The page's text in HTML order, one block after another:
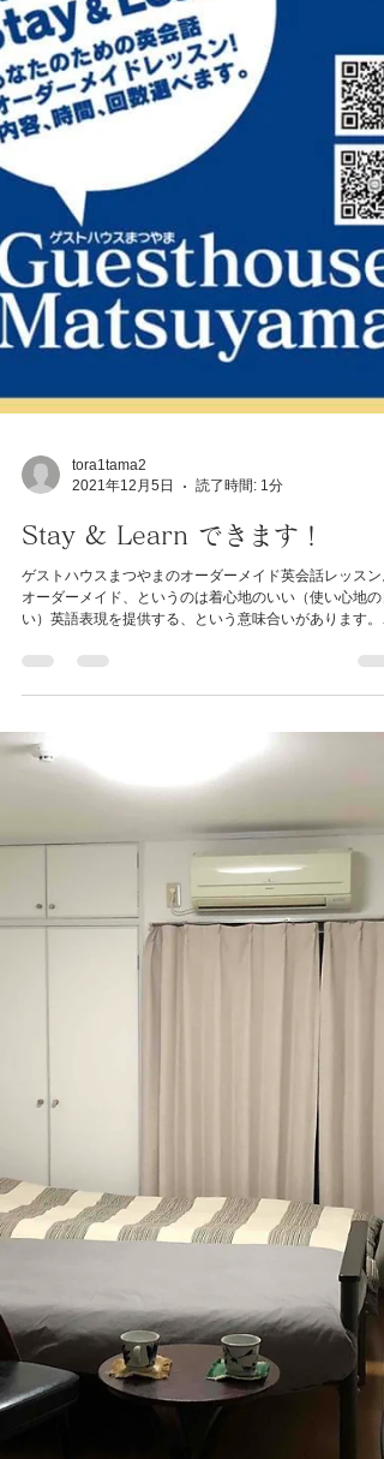
tora1tama2
2021年12月5日
読了時間: 1分
Stay & Learn できます！
ゲストハウスまつやまのオーダーメイド英会話レッスン
皆さんが英語で伝えたいという内容をヒヤリング、②そ
をダイアログ(対話）にして、...